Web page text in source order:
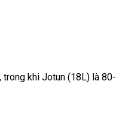
khi Jotun (18L) là 80-